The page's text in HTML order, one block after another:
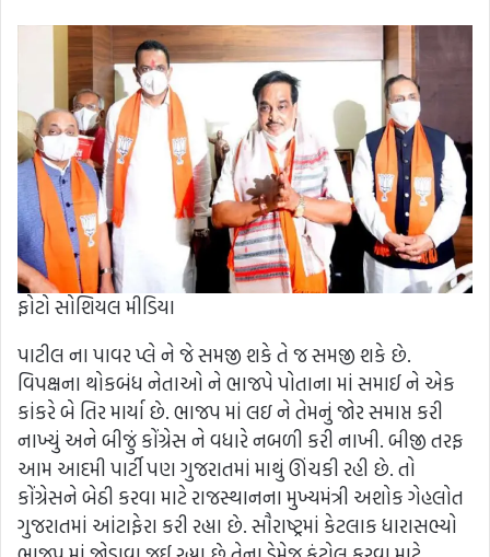
ફોટો સોશિયલ મીડિયા
પાટીલ ના પાવર પ્લે ને જે સમજી શકે તે જ સમજી શકે છે.
વિપક્ષના થોકબંધ નેતાઓ ને ભાજપે પોતાના માં સમાઈ ને એક
કાંકરે બે તિર માર્યા છે. ભાજપ માં લઇ ને તેમનું જોર સમાપ્ત કરી
નાખ્યું અને બીજું કોંગ્રેસ ને વધારે નબળી કરી નાખી. બીજી તરફ
આમ આદમી પાર્ટી પણ ગુજરાતમાં માથું ઊંચકી રહી છે. તો
કોંગ્રેસને બેઠી કરવા માટે રાજસ્થાનના મુખ્યમંત્રી અશોક ગેહલોત
ગુજરાતમાં આંટાફેરા કરી રહ્યા છે. સૌરાષ્ટ્રમાં કેટલાક ધારાસભ્યો